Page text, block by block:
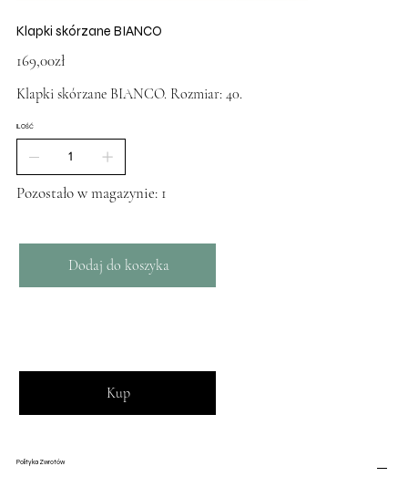
Klapki skórzane BIANCO
Cena
169,00zł
Klapki skórzane BIANCO. Rozmiar: 40.
ILOŚĆ
Pozostało w magazynie: 1
Dodaj do koszyka
Kup
Polityka Zwrotów